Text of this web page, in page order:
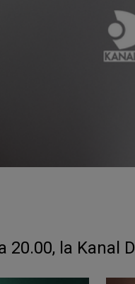
20.00, la Kanal D